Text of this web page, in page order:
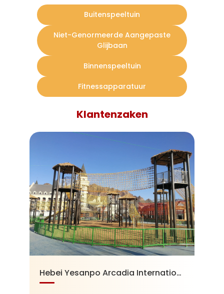
Buitenspeeltuin
Niet-Genormeerde Aangepaste
Glijbaan
Binnenspeeltuin
Fitnessapparatuur
Klantenzaken
Hebei Yesanpo Arcadia International Resort Hotel